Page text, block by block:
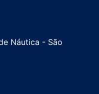
Náutica - São